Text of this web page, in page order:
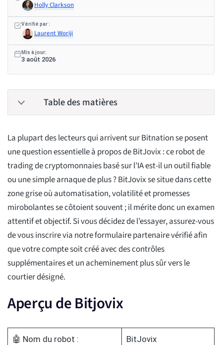
Holly Clarkson
Vérifié par :
Laurent Woriji
Mis à jour:
3 août 2026
Table des matières
La plupart des lecteurs qui arrivent sur Bitnation se posent
une question essentielle à propos de BitJovix : ce robot de
trading de cryptomonnaies basé sur l’IA est-il un outil fiable
ou une simple arnaque de plus ? BitJovix se situe dans cette
zone grise où automatisation, volatilité et promesses
mirobolantes se côtoient souvent ; il mérite donc un examen
attentif et objectif. Si vous décidez de l’essayer, assurez-vous
de vous inscrire via notre formulaire partenaire vérifié afin
que votre compte soit créé avec des contrôles
supplémentaires et un acheminement plus sûr vers le
courtier désigné.
Aperçu de Bitjovix
🤖 Nom du robot : BitJovix